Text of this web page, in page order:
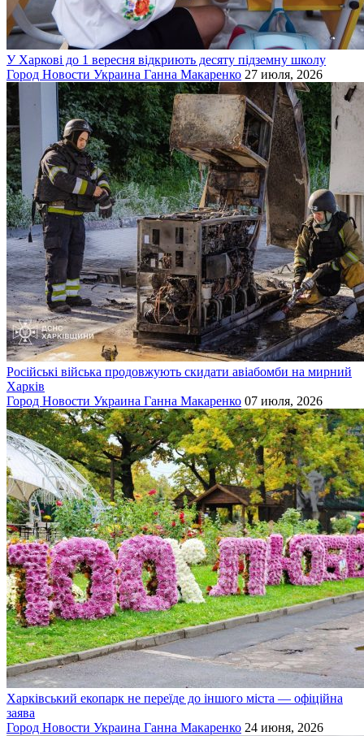
У Харкові до 1 вересня відкриють десяту підземну школу
Город Новости Украина Ганна Макаренко 27 июля, 2026
Російські війська продовжують скидати авіабомби на мирний
Харків
Город Новости Украина Ганна Макаренко 07 июля, 2026
Харківський екопарк не переїде до іншого міста — офіційна
заява
Город Новости Украина Ганна Макаренко 24 июня, 2026